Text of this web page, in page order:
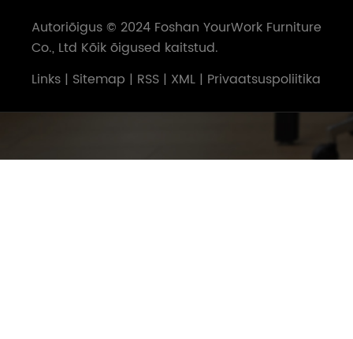
Autoriõigus © 2024 Foshan YourWork Furniture
Co., Ltd Kõik õigused kaitstud.
Links | Sitemap | RSS | XML | Privaatsuspoliitika